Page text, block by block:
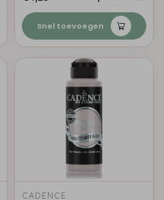
Snel toevoegen
CADENCE